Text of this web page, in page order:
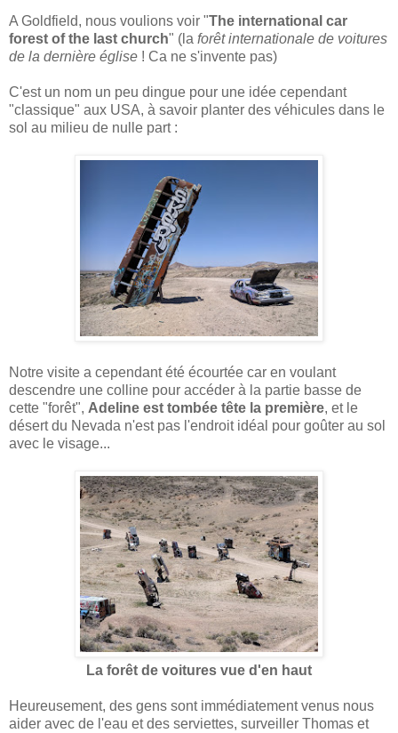
A Goldfield, nous voulions voir "The international car
forest of the last church" (la forêt internationale de voitures
de la dernière église ! Ca ne s'invente pas)
C'est un nom un peu dingue pour une idée cependant
"classique" aux USA, à savoir planter des véhicules dans le
sol au milieu de nulle part :
Notre visite a cependant été écourtée car en voulant
descendre une colline pour accéder à la partie basse de
cette "forêt", Adeline est tombée tête la première, et le
désert du Nevada n'est pas l'endroit idéal pour goûter au sol
avec le visage...
La forêt de voitures vue d'en haut
Heureusement, des gens sont immédiatement venus nous
aider avec de l'eau et des serviettes, surveiller Thomas et